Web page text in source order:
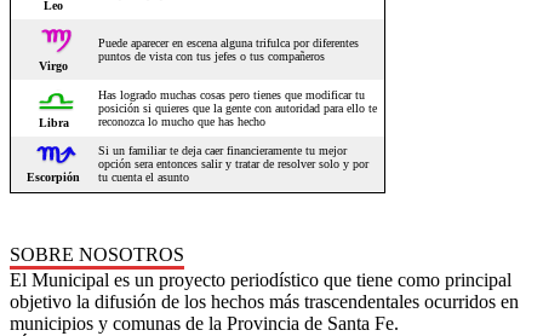
SOBRE NOSOTROS
El Municipal es un proyecto periodístico que tiene como principal
objetivo la difusión de los hechos más trascendentales ocurridos en
municipios y comunas de la Provincia de Santa Fe.